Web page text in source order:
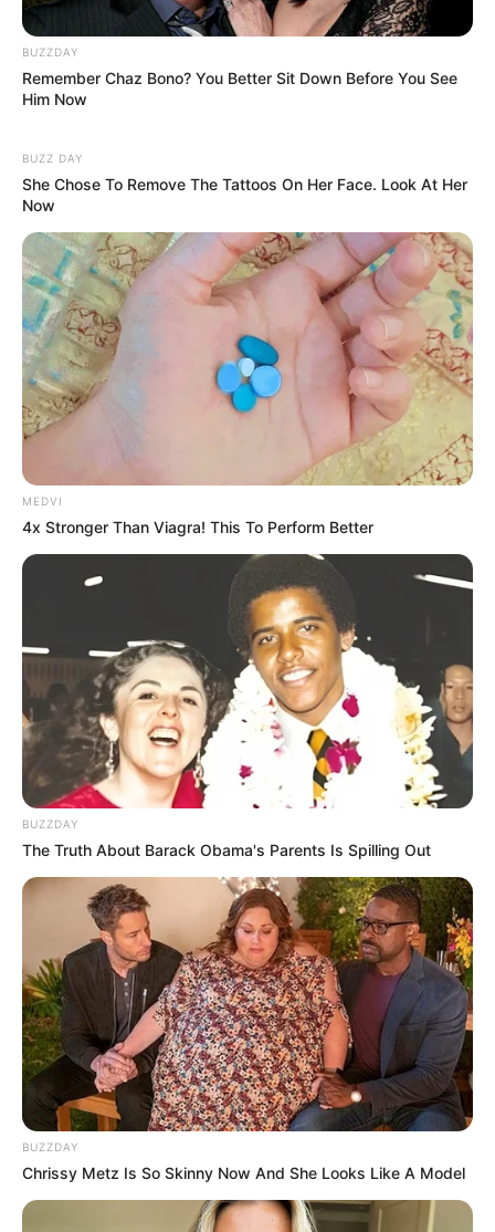
BUZZDAY
Remember Chaz Bono? You Better Sit Down Before You See
Him Now
BUZZ DAY
She Chose To Remove The Tattoos On Her Face. Look At Her
Now
MEDVI
4x Stronger Than Viagra! This To Perform Better
BUZZDAY
The Truth About Barack Obama's Parents Is Spilling Out
BUZZDAY
Chrissy Metz Is So Skinny Now And She Looks Like A Model